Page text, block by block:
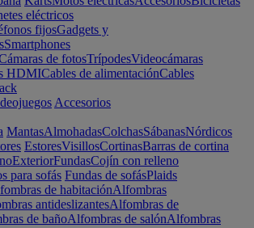
eléctricos
fijosGadgets y
Smartphones
de fotosTrípodesVideocámaras
HDMICables de alimentaciónCables
Accesorios
MantasAlmohadasColchasSábanasNórdicos
EstoresVisillosCortinasBarras de cortina
ExteriorFundasCojín con relleno
para sofás Fundas de sofásPlaids
de habitaciónAlfombras
antideslizantesAlfombras de
de bañoAlfombras de salónAlfombras